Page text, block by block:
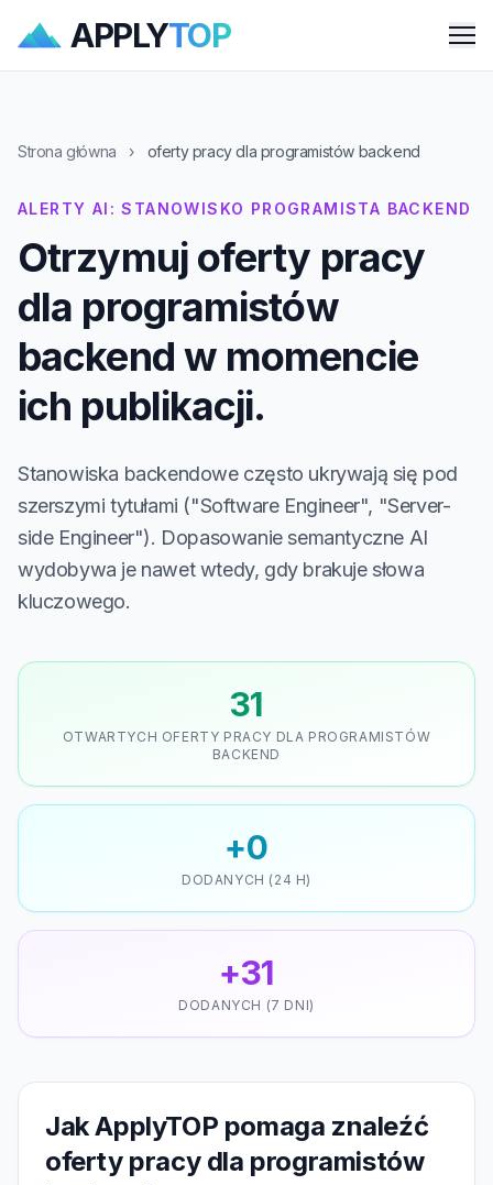
APPLYTOP
Strona główna › oferty pracy dla programistów backend
ALERTY AI: STANOWISKO PROGRAMISTA BACKEND
Otrzymuj oferty pracy
dla programistów
backend w momencie
ich publikacji.
Stanowiska backendowe często ukrywają się pod
szerszymi tytułami ("Software Engineer", "Server-
side Engineer"). Dopasowanie semantyczne AI
wydobywa je nawet wtedy, gdy brakuje słowa
kluczowego.
31
OTWARTYCH OFERTY PRACY DLA PROGRAMISTÓW
BACKEND
+0
DODANYCH (24 H)
+31
DODANYCH (7 DNI)
Jak ApplyTOP pomaga znaleźć
oferty pracy dla programistów